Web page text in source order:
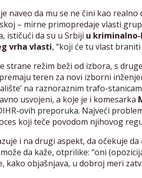
naveo da mu se ne čini kao
– mirne primopredaje vlasti
ističući da su u Srbiji u
vrha vlasti, “koji će tu vlast braniti
strane režim beži od izbora, s
teren za novi izborni
na raznoraznim trafo-
usvojeni, a koje je i komesarka
ovih preporuka. Najveći
koji teče povodom njihovog
i na drugi aspekt, da očekuje
da kaže, otprilike: “oni
kako objašnjava, u dobroj meri